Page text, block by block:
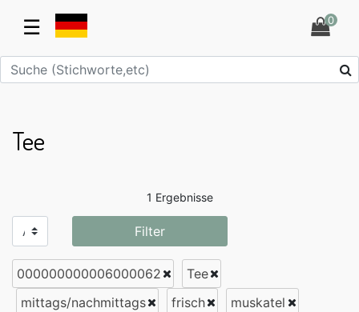
☰ 0
Tee
1 Ergebnisse
Filter
000000000006000062
Tee
mittags/nachmittags
frisch muskatel